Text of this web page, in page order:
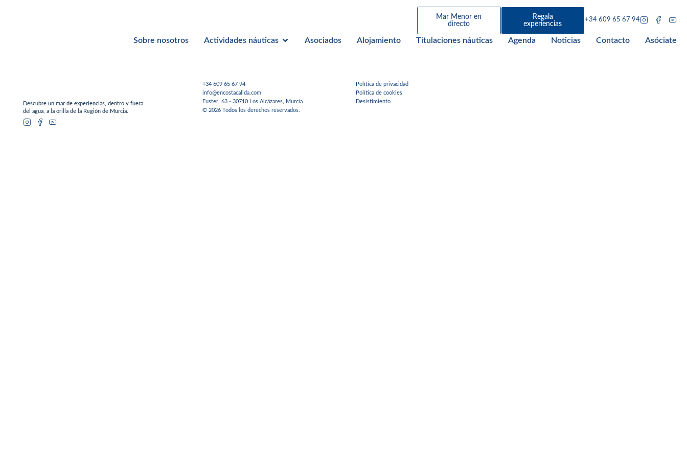
Mar Menor en
directo
Regala
experiencias
+34 609 65 67 94
Sobre nosotros Actividades náuticas Asociados Alojamiento Titulaciones náuticas Agenda Noticias Contacto Asóciate
He leído, entiendo y acepto lapolítica de privacidad.
Descubre un mar de experiencias, dentro y fuera
del agua, a la orilla de la Región de Murcia.
+34 609 65 67 94
info@encostacalida.com
Fuster, 63 - 30710 Los Alcázares, Murcia
© 2026 Todos los derechos reservados.
Política de privacidad
Política de cookies
Desistimiento